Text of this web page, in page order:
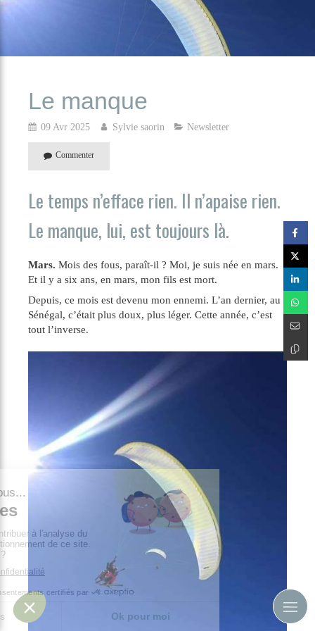
Le manque
09 Avr 2025 Sylvie saorin Newsletter
Commenter
Le temps n’efface rien. Il n’apaise rien.
Le manque, lui, est toujours là.
Mars. Mois des fous, paraît-il ? Moi, je suis née en mars.
Et il y a six ans, en mars, mon fils est mort.
Depuis, ce mois est devenu mon ennemi. L’an dernier, au
Sénégal, c’était plus doux, plus léger. Cette année, c’est
tout l’inverse.